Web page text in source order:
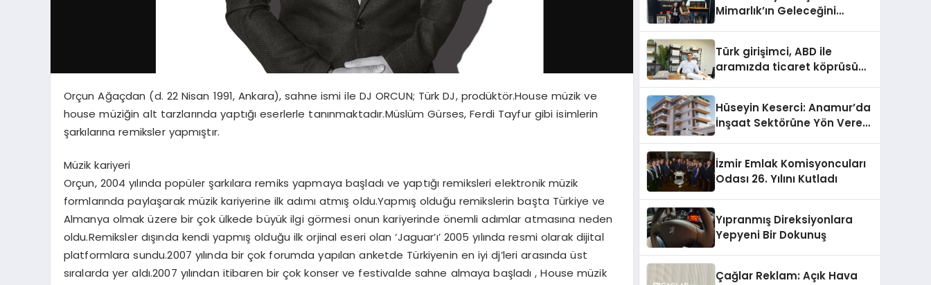
Orçun Ağaçdan (d. 22 Nisan 1991, Ankara), sahne ismi ile DJ ORCUN; Türk DJ, prodüktör.House müzik ve
house müziğin alt tarzlarında yaptığı eserlerle tanınmaktadır.Müslüm Gürses, Ferdi Tayfur gibi isimlerin
şarkılarına remiksler yapmıştır.
Müzik kariyeri
Orçun, 2004 yılında popüler şarkılara remiks yapmaya başladı ve yaptığı remiksleri elektronik müzik
formlarında paylaşarak müzik kariyerine ilk adımı atmış oldu.Yapmış olduğu remikslerin başta Türkiye ve
Almanya olmak üzere bir çok ülkede büyük ilgi görmesi onun kariyerinde önemli adımlar atmasına neden
oldu.Remiksler dışında kendi yapmış olduğu ilk orjinal eseri olan ‘Jaguar’ı’ 2005 yılında resmi olarak dijital
platformlara sundu.2007 yılında bir çok forumda yapılan anketde Türkiyenin en iyi dj’leri arasında üst
sıralarda yer aldı.2007 yılından itibaren bir çok konser ve festivalde sahne almaya başladı , House müzik
Mimarlık’ın Geleceğini
Türk girişimci, ABD ile
aramızda ticaret köprüsü
Hüseyin Keserci: Anamur’da
İnşaat Sektörüne Yön Veren
İzmir Emlak Komisyoncuları
Odası 26. Yılını Kutladı
Yıpranmış Direksiyonlara
Yepyeni Bir Dokunuş
Çağlar Reklam: Açık Hava